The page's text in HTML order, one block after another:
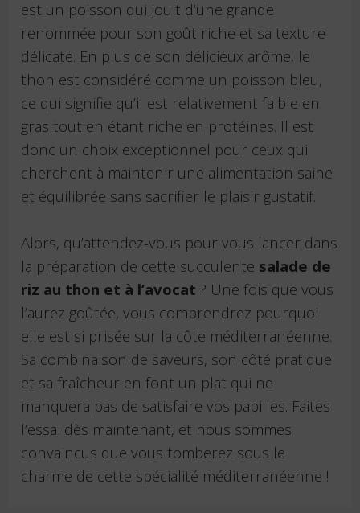
est un poisson qui jouit d’une grande
renommée pour son goût riche et sa texture
délicate. En plus de son délicieux arôme, le
thon est considéré comme un poisson bleu,
ce qui signifie qu’il est relativement faible en
gras tout en étant riche en protéines. Il est
donc un choix exceptionnel pour ceux qui
cherchent à maintenir une alimentation saine
et équilibrée sans sacrifier le plaisir gustatif.
Alors, qu’attendez-vous pour vous lancer dans
la préparation de cette succulente salade de
riz au thon et à l’avocat ? Une fois que vous
l’aurez goûtée, vous comprendrez pourquoi
elle est si prisée sur la côte méditerranéenne.
Sa combinaison de saveurs, son côté pratique
et sa fraîcheur en font un plat qui ne
manquera pas de satisfaire vos papilles. Faites
l’essai dès maintenant, et nous sommes
convaincus que vous tomberez sous le
charme de cette spécialité méditerranéenne !